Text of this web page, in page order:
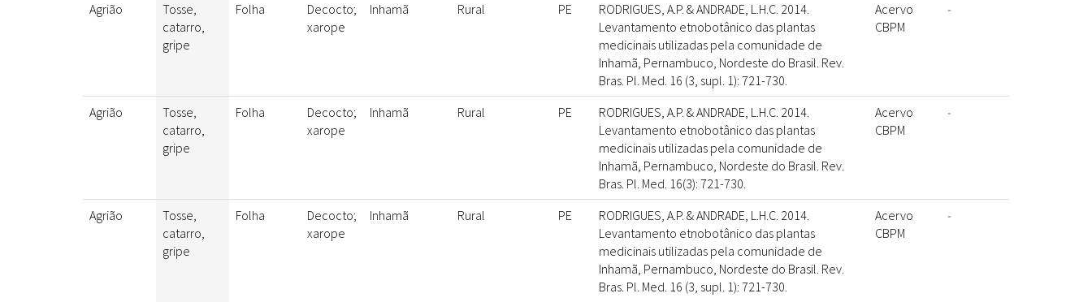
Agrião
Tosse,
catarro,
gripe
Folha
Decocto;
xarope
Inhamã Rural PE
RODRIGUES, A.P. & ANDRADE, L.H.C. 2014.
Levantamento etnobotânico das plantas
medicinais utilizadas pela comunidade de
Inhamã, Pernambuco, Nordeste do Brasil. Rev.
Bras. Pl. Med. 16 (3, supl. 1): 721-730.
Acervo
CBPM
-
Agrião
Tosse,
catarro,
gripe
Folha
Decocto;
xarope
Inhamã Rural PE
RODRIGUES, A.P. & ANDRADE, L.H.C. 2014.
Levantamento etnobotânico das plantas
medicinais utilizadas pela comunidade de
Inhamã, Pernambuco, Nordeste do Brasil. Rev.
Bras. Pl. Med. 16(3): 721-730.
Acervo
CBPM
-
Agrião
Tosse,
catarro,
gripe
Folha
Decocto;
xarope
Inhamã Rural PE
RODRIGUES, A.P. & ANDRADE, L.H.C. 2014.
Levantamento etnobotânico das plantas
medicinais utilizadas pela comunidade de
Inhamã, Pernambuco, Nordeste do Brasil. Rev.
Bras. Pl. Med. 16 (3, supl. 1): 721-730.
Acervo
CBPM
-